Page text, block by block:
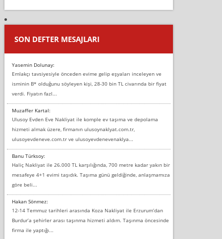
SON DEFTER MESAJLARI
Yasemin Dolunay:
Emlakçı tavsiyesiyle önceden evime gelip eşyaları inceleyen ve
isminin B* olduğunu söyleyen kişi, 28-30 bin TL civarında bir fiyat
verdi. Fiyatın fazl...
Muzaffer Kartal:
Ulusoy Evden Eve Nakliyat ile komple ev taşıma ve depolama
hizmeti almak üzere, firmanın ulusoynaklyat.com.tr,
ulusoyevdeneve.com.tr ve ulusoyevdenevenaklya...
Banu Türksoy:
Haliç Nakliyat ile 26.000 TL karşılığında, 700 metre kadar yakın bir
mesafeye 4+1 evimi taşıdık. Taşıma günü geldiğinde, anlaşmamıza
göre beli...
Hakan Sönmez:
12-14 Temmuz tarihleri arasında Koza Nakliyat ile Erzurum’dan
Burdur’a şehirler arası taşınma hizmeti aldım. Taşınma öncesinde
firma ile yaptığı...